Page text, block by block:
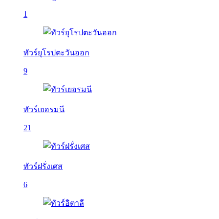
1
ทัวร์ยุโรปตะวันออก
9
ทัวร์เยอรมนี
21
ทัวร์ฝรั่งเศส
6